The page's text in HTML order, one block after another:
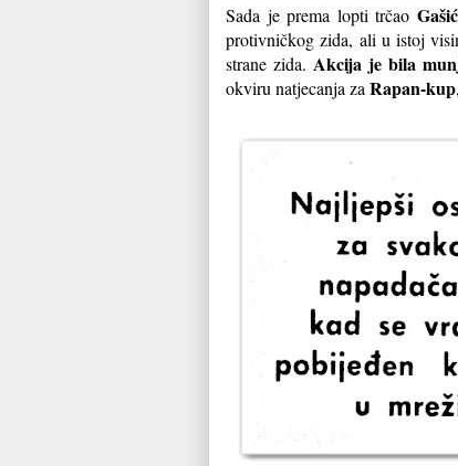
Sada je prema lopti trčao Gašić
protivničkog zida, ali u istoj
strane zida. Akcija je bila
okviru natjecanja za Rapan-kup